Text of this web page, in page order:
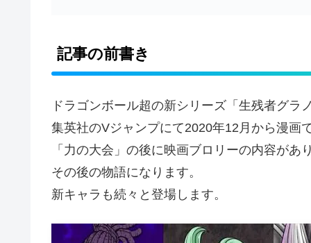
記事の前書き
ドラゴンボール超の新シリーズ「生残者グラ
集英社のVジャンプにて2020年12月から漫画
「力の大会」の後に映画ブロリーの内容が
その後の物語になります。
新キャラも続々と登場します。